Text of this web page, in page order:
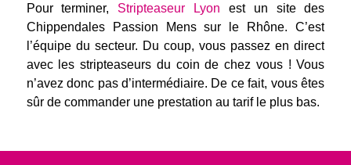
Pour terminer, Stripteaseur Lyon est un site des
Chippendales Passion Mens sur le Rhône. C’est
l’équipe du secteur. Du coup, vous passez en direct
avec les stripteaseurs du coin de chez vous ! Vous
n’avez donc pas d’intermédiaire. De ce fait, vous êtes
sûr de commander une prestation au tarif le plus bas.